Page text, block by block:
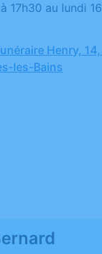
Henry,
les-Bains